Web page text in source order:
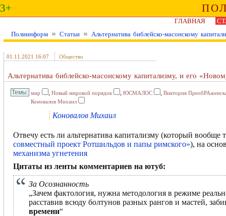
3+
ГЛАВНАЯ
Полиинформ ≈ Статьи ≈ Альтернатива библейско-масонскому
01.11.2021 16:07 Общество
Альтернатива библейско-масонскому капитализму, и его
мир , Новый мировой порядок , ЮСМАЛОС , Виктория
Коновалов Михаил
Коновалов Михаил
Отвечу есть ли альтернатива капитализму (который
совместный проект Ротшильдов и папы римского»), на
механизма угнетения
Цитаты из ленты комментариев на ютуб:
За Осознанность
„Зачем фактология, нужна методология в режиме
расставив всюду болтунов разных рангов и мастей,
времени“